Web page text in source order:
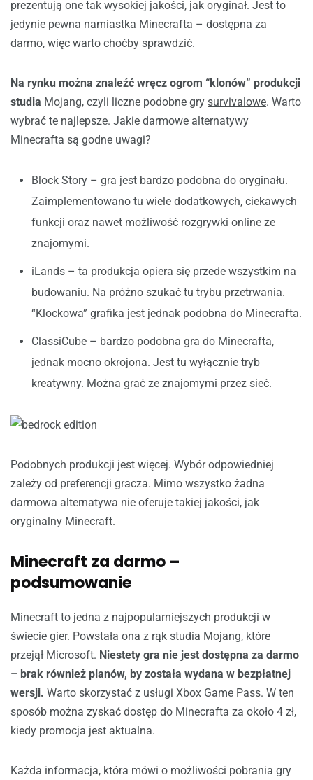
prezentują one tak wysokiej jakości, jak oryginał. Jest to
jedynie pewna namiastka Minecrafta – dostępna za
darmo, więc warto choćby sprawdzić.
Na rynku można znaleźć wręcz ogrom “klonów” produkcji
studia Mojang, czyli liczne podobne gry survivalowe. Warto
wybrać te najlepsze. Jakie darmowe alternatywy
Minecrafta są godne uwagi?
Block Story – gra jest bardzo podobna do oryginału.
Zaimplementowano tu wiele dodatkowych, ciekawych
funkcji oraz nawet możliwość rozgrywki online ze
znajomymi.
iLands – ta produkcja opiera się przede wszystkim na
budowaniu. Na próżno szukać tu trybu przetrwania.
“Klockowa” grafika jest jednak podobna do Minecrafta.
ClassiCube – bardzo podobna gra do Minecrafta,
jednak mocno okrojona. Jest tu wyłącznie tryb
kreatywny. Można grać ze znajomymi przez sieć.
Podobnych produkcji jest więcej. Wybór odpowiedniej
zależy od preferencji gracza. Mimo wszystko żadna
darmowa alternatywa nie oferuje takiej jakości, jak
oryginalny Minecraft.
Minecraft za darmo –
podsumowanie
Minecraft to jedna z najpopularniejszych produkcji w
świecie gier. Powstała ona z rąk studia Mojang, które
przejął Microsoft. Niestety gra nie jest dostępna za darmo
– brak również planów, by została wydana w bezpłatnej
wersji. Warto skorzystać z usługi Xbox Game Pass. W ten
sposób można zyskać dostęp do Minecrafta za około 4 zł,
kiedy promocja jest aktualna.
Każda informacja, która mówi o możliwości pobrania gry